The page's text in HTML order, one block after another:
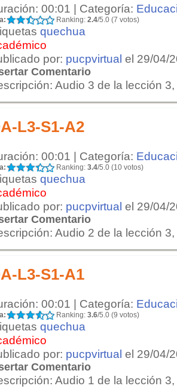
00:01 | Categoría:
Ranking: 2.4/5.0 (7 votos)
quechua
por: pucpvirtual el 29/04/
Comentario
Audio 3 de la lección
L3-S1-A2
00:01 | Categoría:
Ranking: 3.4/5.0 (10 votos)
quechua
por: pucpvirtual el 29/04/
Comentario
Audio 2 de la lección
L3-S1-A1
00:01 | Categoría:
Ranking: 3.6/5.0 (9 votos)
quechua
por: pucpvirtual el 29/04/
Comentario
Audio 1 de la lección